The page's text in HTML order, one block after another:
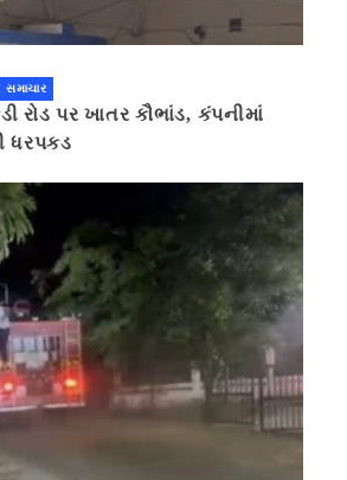
સમાચાર
રોડ પર ખાતર કૌભાંડ, કંપનીમાં
ધરપકડ